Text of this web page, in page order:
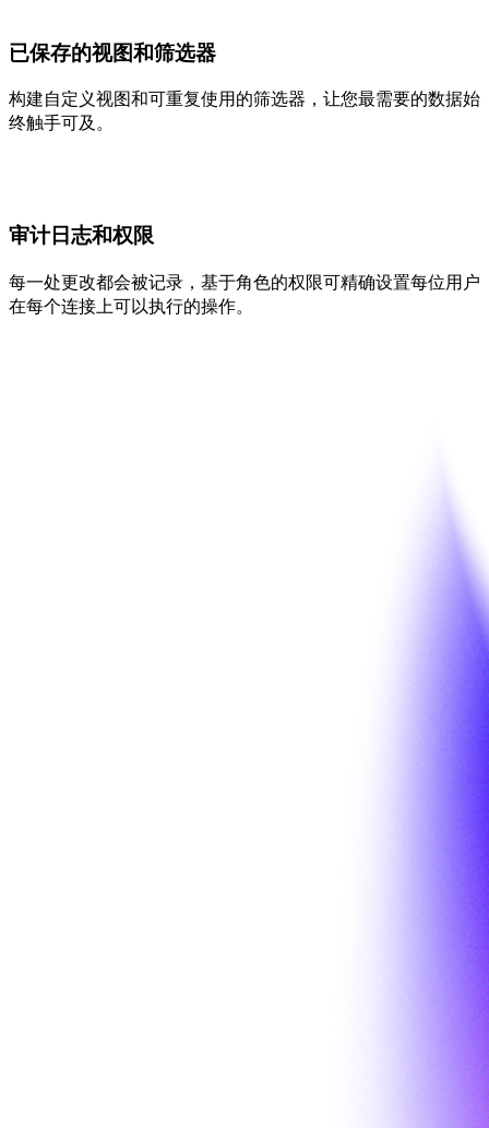
已保存的视图和筛选器
构建自定义视图和可重复使用的筛选器，让您最需要的数据始
终触手可及。
审计日志和权限
每一处更改都会被记录，基于角色的权限可精确设置每位用户
在每个连接上可以执行的操作。